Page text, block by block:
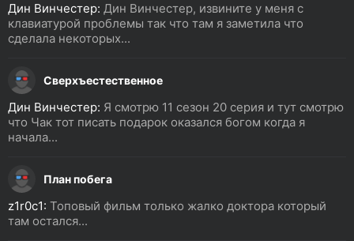
Дин Винчестер: Дин Винчестер, извините у меня с
клавиатурой проблемы так что там я заметила что
сделала некоторых...
Сверхъестественное
Дин Винчестер: Я смотрю 11 сезон 20 серия и тут смотрю
что Чак тот писать подарок оказался богом когда я
начала...
План побега
z1r0c1: Топовый фильм только жалко доктора который
там остался...